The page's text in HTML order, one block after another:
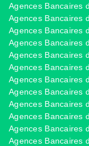
Agences Bancaires
Agences Bancaires
Agences Bancaires
Agences Bancaires
Agences Bancaires
Agences Bancaires
Agences Bancaires
Agences Bancaires
Agences Bancaires
Agences Bancaires
Agences Bancaires
Agences Bancaires